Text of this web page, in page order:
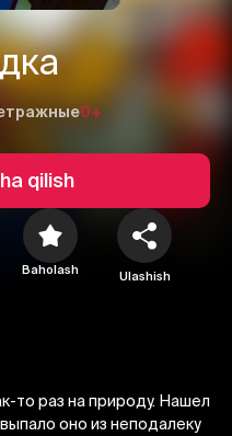
0+
qilish
Baholash Ulashish
то раз на природу. Нашел
оно из неподалеку